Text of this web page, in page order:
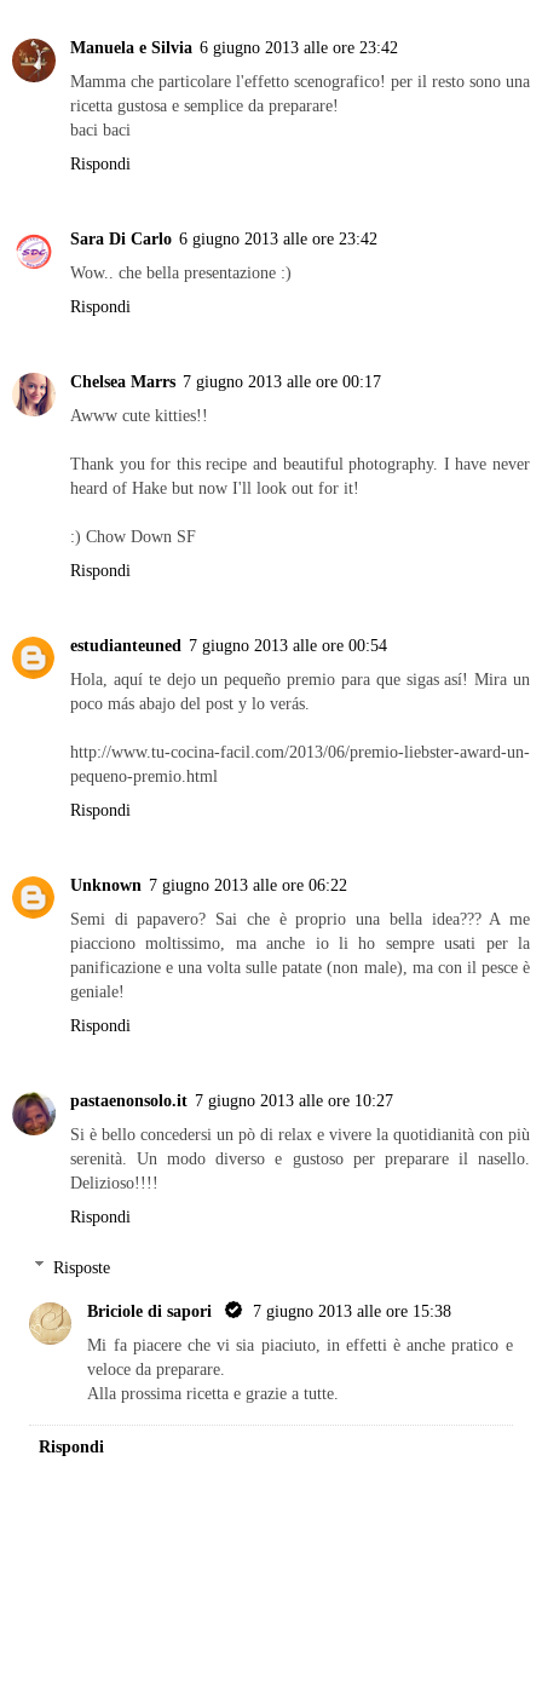
Manuela e Silvia 6 giugno 2013 alle ore 23:42
Mamma che particolare l'effetto scenografico! per il resto sono una
ricetta gustosa e semplice da preparare!
baci baci
Rispondi
Sara Di Carlo 6 giugno 2013 alle ore 23:42
Wow.. che bella presentazione :)
Rispondi
Chelsea Marrs 7 giugno 2013 alle ore 00:17
Awww cute kitties!!
Thank you for this recipe and beautiful photography. I have never
heard of Hake but now I'll look out for it!
:) Chow Down SF
Rispondi
estudianteuned 7 giugno 2013 alle ore 00:54
Hola, aquí te dejo un pequeño premio para que sigas así! Mira un
poco más abajo del post y lo verás.
http://www.tu-cocina-facil.com/2013/06/premio-liebster-award-un-
pequeno-premio.html
Rispondi
Unknown 7 giugno 2013 alle ore 06:22
Semi di papavero? Sai che è proprio una bella idea??? A me
piacciono moltissimo, ma anche io li ho sempre usati per la
panificazione e una volta sulle patate (non male), ma con il pesce è
geniale!
Rispondi
pastaenonsolo.it 7 giugno 2013 alle ore 10:27
Si è bello concedersi un pò di relax e vivere la quotidianità con più
serenità. Un modo diverso e gustoso per preparare il nasello.
Delizioso!!!!
Rispondi
Risposte
Briciole di sapori
7 giugno 2013 alle ore 15:38
Mi fa piacere che vi sia piaciuto, in effetti è anche pratico e
veloce da preparare.
Alla prossima ricetta e grazie a tutte.
Rispondi